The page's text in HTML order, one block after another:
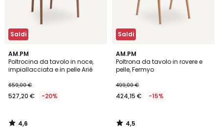
Saldi
AM.PM
Poltrocina da tavolo in noce,
impiallacciata e in pelle Arié
659,00 €
527,20 € -20%
4,6
/ 5
4,6
/
Saldi
AM.PM
Poltrona da tavolo in rovere e
pelle, Fermyo
499,00 €
424,15 € -15%
4,5
/ 5
4,5
/